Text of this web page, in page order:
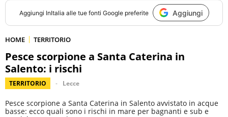
Aggiungi InItalia alle tue fonti Google preferite Aggiungi
HOME TERRITORIO
Pesce scorpione a Santa Caterina in
Salento: i rischi
TERRITORIO Lecce
Pesce scorpione a Santa Caterina in Salento avvistato in acque
basse: ecco quali sono i rischi in mare per bagnanti e sub e